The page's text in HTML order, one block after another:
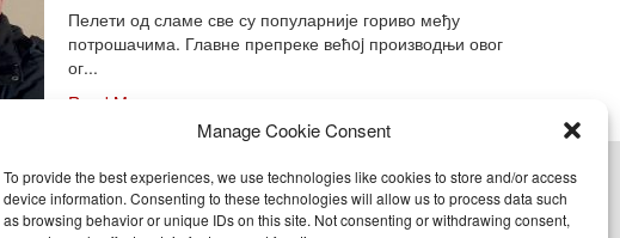
Manage Cookie Consent
To provide the best experiences, we use technologies like cookies to store and/or access
device information. Consenting to these technologies will allow us to process data such
as browsing behavior or unique IDs on this site. Not consenting or withdrawing consent,
Пелети од сламе све су популарније гориво међу
потрошачима. Главне препреке већoj производњи овог
ог...
Read More
Cookie Policy (EU)